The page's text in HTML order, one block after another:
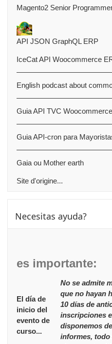
Magento2 Senior
API JSON GraphQL ERP
IceCat API Woocommerce
English podcast about
Guia API TVC Woocommerce
Guia API-cron para
Gaia ou Mother earth
Site d'origine...
Necesitas ayuda?
es importante:
El día de
inicio del
evento de
curso...
No se admite
que no hayan
10 días de
inscripciones
disponemos
informes, todo